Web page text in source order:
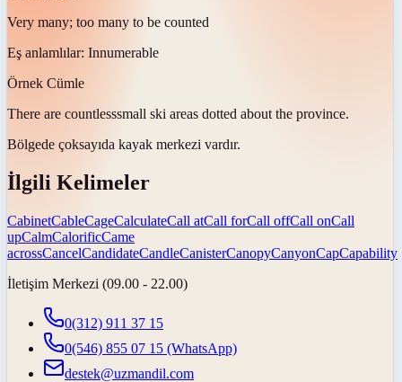
Very many; too many to be counted
Eş anlamlılar: Innumerable
Örnek Cümle
There are countlesssmall ski areas dotted about the province.
Bölgede çoksayıda kayak merkezi vardır.
İlgili Kelimeler
CabinetCableCageCalculateCall atCall forCall offCall onCall
upCalmCalorificCame
acrossCancelCandidateCandleCanisterCanopyCanyonCapCapability
İletişim Merkezi (09.00 - 22.00)
0(312) 911 37 15
0(546) 855 07 15 (WhatsApp)
destek@uzmandil.com